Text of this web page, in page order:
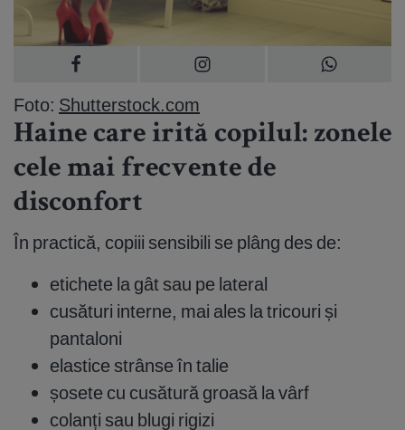
Foto: Shutterstock.com
Haine care irită copilul: zonele
cele mai frecvente de
disconfort
În practică, copiii sensibili se plâng des de:
etichete la gât sau pe lateral
cusături interne, mai ales la tricouri și
pantaloni
elastice strânse în talie
șosete cu cusătură groasă la vârf
colanți sau blugi rigizi